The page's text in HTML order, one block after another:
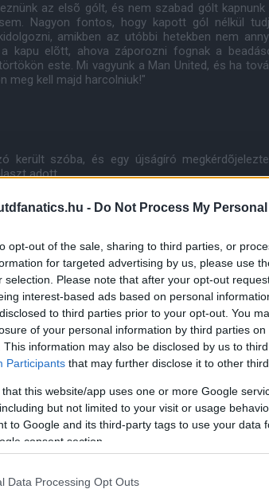
- Do Not Process My
opt-out of the sale, sharing to third parties, or
for targeted advertising by us, please use
selection. Please note that after your opt-out
interest-based ads based on personal
to third parties prior to your opt-out. You
of your personal information by third parties on
This information may also be disclosed by us to
Participants that may further disclose it to other
that this website/app uses one or more Google
but not limited to your visit or usage
to Google and its third-party tags to use your data
consent section.
Data Processing Opt Outs
az elsõ gólt, és nem szabad gólt kapnunk
Nagyon fontos, hogy kapott gól nélkül
amikben az utóbbi hetekben nem
kapu elõtt, ahova záporozni fognak a
este. Mi vagyunk a Man United, és ha
meg kell majd harcolniuk!"
került szóba, és egy újságíró
adott.
gyõzni akarunk" - tette hozzá.
most majd szembe nézni, akik nagyon jó
ne akarnánk harcolni, vagy gyõzni,
ebben a kérdésben. Mindig harcolni akarunk
mi vagyunk a Manchester United játékosai,
azt múlt héten."
szerint, ha játszol egy rossz mérkõzést,
kihívás elébe kell tekintened, ez a
jön el, mind a történelem, mind pedig a
és ezzel egy idõben nem szabad kapnunk,
Old Trafford közönségének fontosságát, és
gyõzni.